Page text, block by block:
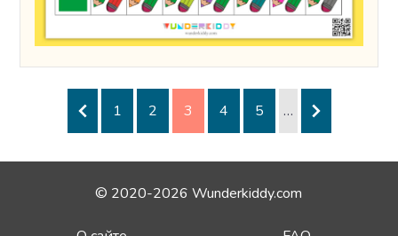
1 2 3 4 5 …
© 2020-2026 Wunderkiddy.com